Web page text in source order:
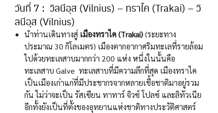
วันที่ 7 : วิลนีอุส (Vilnius) – ทราไค (Trakai) – วิ
ลนีอุส (Vilnius)
นำท่านเดินทางสู่ เมืองทราไค (Trakai)(ระยะทาง
ประมาณ 30 กิโลเมตร) เมืองตากอากาศริมทะเลที่รายล้อม
ไปด้วยทะเลสาบมากกว่า 200 แห่ง หนึ่งในนั้นคือ
ทะเลสาบ Galve ทะเลสาบที่มีความลึกที่สุด เมืองทราไค
เป็นเมืองเก่าแก่ที่มีประชากรจากหลายเชื้อชาติมาอยู่รวม
กัน ไม่ว่าจะเป็น รัสเซียน ทาทาร์ จิวซ์ โปลซ์ และลิทัวเนีย
อีกทั้งยังเป็นที่ตั้งของอุทยานแห่งชาติทางประวัติศาสตร์